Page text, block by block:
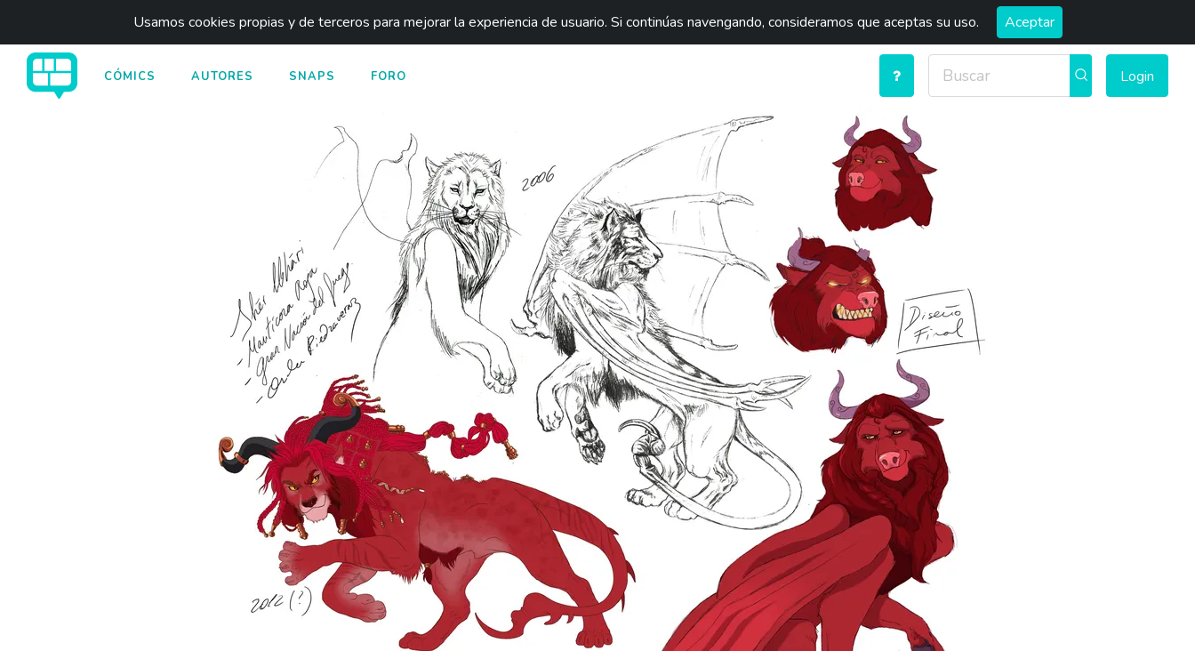
Usamos cookies propias y de terceros para mejorar la experiencia de usuario. Si continúas navengando, consideramos que aceptas su uso. Aceptar
CÓMICS AUTORES SNAPS FORO Login